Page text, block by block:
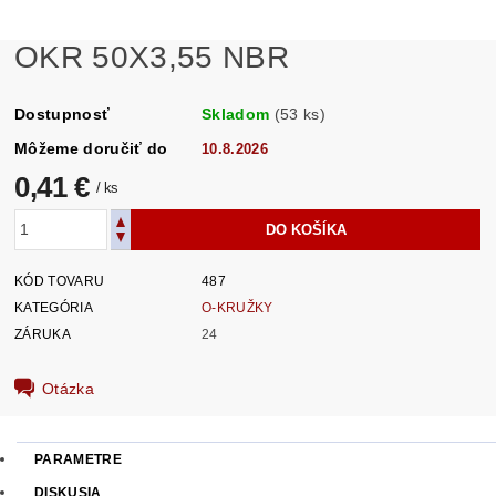
OKR 50X3,55 NBR
Dostupnosť Skladom (53 ks)
Môžeme doručiť do
10.8.2026
0,41 € / ks
KÓD TOVARU
487
KATEGÓRIA
O-KRUŽKY
ZÁRUKA
24
Otázka
PARAMETRE
DISKUSIA